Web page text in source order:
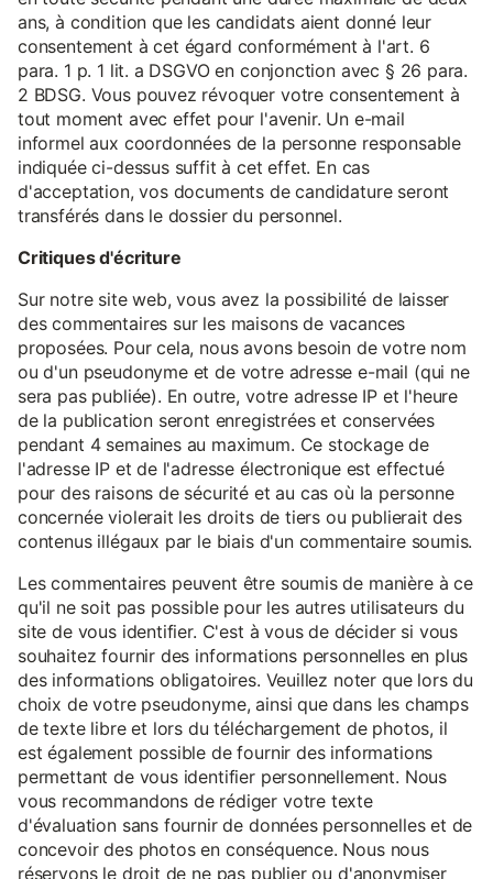
ans, à condition que les candidats aient donné leur
consentement à cet égard conformément à l'art. 6
para. 1 p. 1 lit. a DSGVO en conjonction avec § 26 para.
2 BDSG. Vous pouvez révoquer votre consentement à
tout moment avec effet pour l'avenir. Un e-mail
informel aux coordonnées de la personne responsable
indiquée ci-dessus suffit à cet effet. En cas
d'acceptation, vos documents de candidature seront
transférés dans le dossier du personnel.
Critiques d'écriture
Sur notre site web, vous avez la possibilité de laisser
des commentaires sur les maisons de vacances
proposées. Pour cela, nous avons besoin de votre nom
ou d'un pseudonyme et de votre adresse e-mail (qui ne
sera pas publiée). En outre, votre adresse IP et l'heure
de la publication seront enregistrées et conservées
pendant 4 semaines au maximum. Ce stockage de
l'adresse IP et de l'adresse électronique est effectué
pour des raisons de sécurité et au cas où la personne
concernée violerait les droits de tiers ou publierait des
contenus illégaux par le biais d'un commentaire soumis.
Les commentaires peuvent être soumis de manière à ce
qu'il ne soit pas possible pour les autres utilisateurs du
site de vous identifier. C'est à vous de décider si vous
souhaitez fournir des informations personnelles en plus
des informations obligatoires. Veuillez noter que lors du
choix de votre pseudonyme, ainsi que dans les champs
de texte libre et lors du téléchargement de photos, il
est également possible de fournir des informations
permettant de vous identifier personnellement. Nous
vous recommandons de rédiger votre texte
d'évaluation sans fournir de données personnelles et de
concevoir des photos en conséquence. Nous nous
réservons le droit de ne pas publier ou d'anonymiser